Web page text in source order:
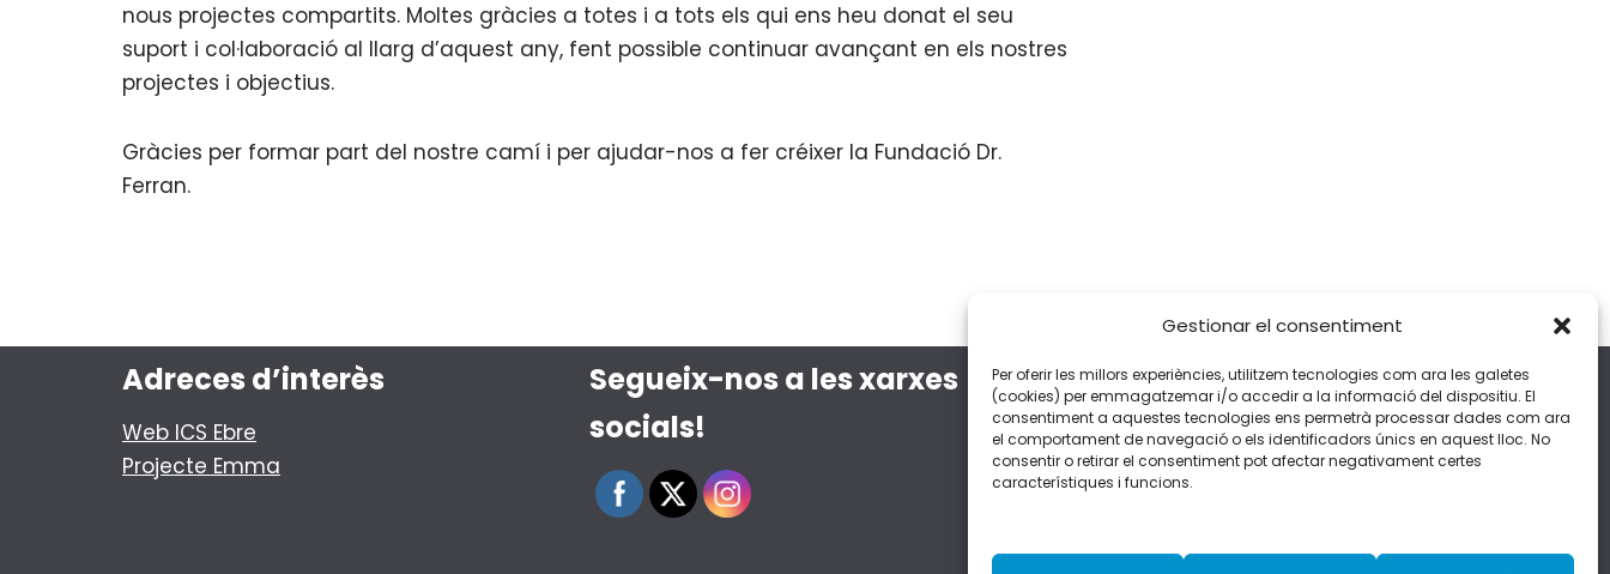
Gestionar el consentiment
Per oferir les millors experiències, utilitzem tecnologies com ara les galetes
(cookies) per emmagatzemar i/o accedir a la informació del dispositiu. El
consentiment a aquestes tecnologies ens permetrà processar dades com ara
el comportament de navegació o els identificadors únics en aquest lloc. No
consentir o retirar el consentiment pot afectar negativament certes
característiques i funcions.
nous projectes compartits. Moltes gràcies a totes i a tots els qui ens heu donat el seu
suport i col·laboració al llarg d’aquest any, fent possible continuar avançant en els nostres
projectes i objectius.
Gràcies per formar part del nostre camí i per ajudar-nos a fer créixer la Fundació Dr.
Ferran.
Adreces d’interès
Web ICS Ebre
Projecte Emma
Segueix-nos a les xarxes
socials!
Dades de contacte
C/Esplanetes, 14 – 43500 Tortosa
fferran.ebre.ics@gencat.cat